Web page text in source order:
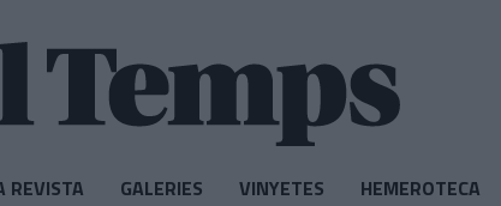
REVISTA GALERIES VINYETES HEMEROTECA